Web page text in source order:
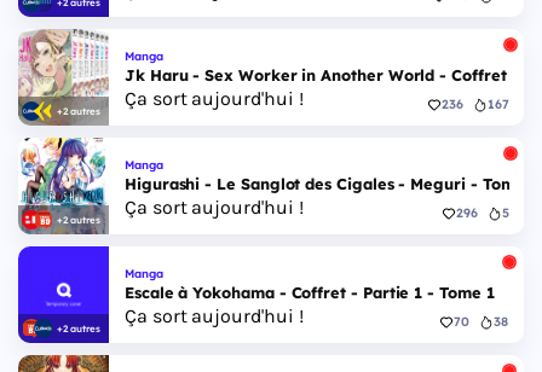
+2 autres
+2 autres
Manga
Jk Haru - Sex Worker in Another World - Coffret
Ça sort aujourd'hui ! 236 167
+2 autres
Manga
Higurashi - Le Sanglot des Cigales - Meguri - Tome 5
Ça sort aujourd'hui ! 296 5
+2 autres
Manga
Escale à Yokohama - Coffret - Partie 1 - Tome 1
Ça sort aujourd'hui ! 70 38